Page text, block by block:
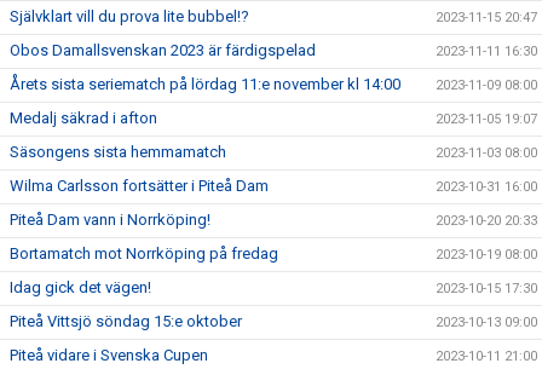
Självklart vill du prova lite bubbel!? 2023-11-15 20:47
Obos Damallsvenskan 2023 är färdigspelad 2023-11-11 16:30
Årets sista seriematch på lördag 11:e november kl 14:00 2023-11-09 08:00
Medalj säkrad i afton 2023-11-05 19:07
Säsongens sista hemmamatch 2023-11-03 08:00
Wilma Carlsson fortsätter i Piteå Dam 2023-10-31 16:00
Piteå Dam vann i Norrköping! 2023-10-20 20:33
Bortamatch mot Norrköping på fredag 2023-10-19 08:00
Idag gick det vägen! 2023-10-15 17:30
Piteå Vittsjö söndag 15:e oktober 2023-10-13 09:00
Piteå vidare i Svenska Cupen 2023-10-11 21:00